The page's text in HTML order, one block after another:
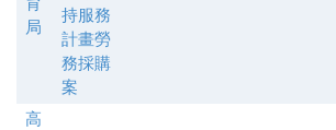
局
持服務
計畫勞
務採購
案
高